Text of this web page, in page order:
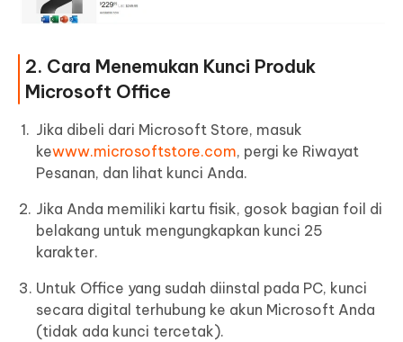
2. Cara Menemukan Kunci Produk
Microsoft Office
Jika dibeli dari Microsoft Store, masuk
kewww.microsoftstore.com, pergi ke Riwayat
Pesanan, dan lihat kunci Anda.
Jika Anda memiliki kartu fisik, gosok bagian foil di
belakang untuk mengungkapkan kunci 25
karakter.
Untuk Office yang sudah diinstal pada PC, kunci
secara digital terhubung ke akun Microsoft Anda
(tidak ada kunci tercetak).